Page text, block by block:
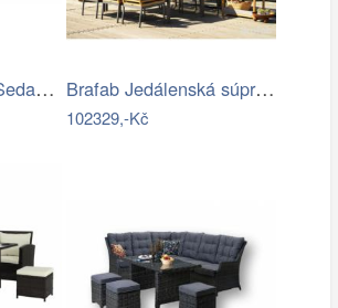
Brafab Záhradná Sedacia súprava NINJA -… Brafab Jedálenská súprava ZALONGO Mdum
102329,-Kč